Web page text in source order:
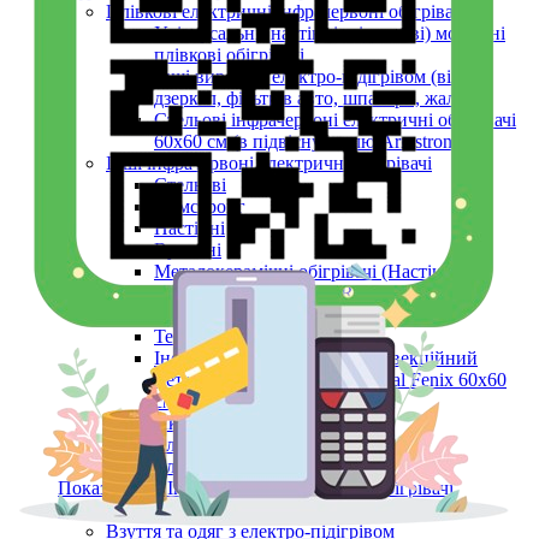
Плівкові електричні інфрачервоні обігрівачі
Універсальні (настінні, підлогові) мобільні
плівкові обігрівачі
Інші вироби з електро-підігрівом (вікон,
дзеркал, фільтрів авто, шпалери, жалюзі)
Стельові інфрачервоні електричні обігрівачі
60х60 см (в підвісну стелю Armstrong)
Інші інфрачервоні електричні обігрівачі
Стельові
Армстронг
Настінні
Вуличні
Металокерамічні обігрівачі (Настінні,
Стельові, Підлогові, ARMSTRONG)
Керамічні панелі (інфрачервоні)
Тепловентилятори
Інфрачервоний обігрівач конвекційний
металокерамічний Monocrystal Fenix 60x60
см 750 Вт
Аксесуари
Електричні рушникосушки
Електроконвектори
Показати усі Інфрачервоні електричні обігрівачі
Обігрів та сушіння
Взуття та одяг з електро-підігрівом